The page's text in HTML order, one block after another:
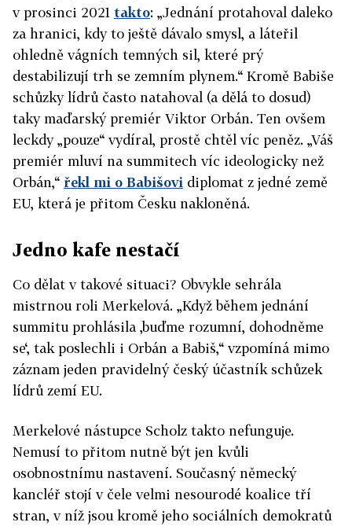
v prosinci 2021 takto: „Jednání protahoval daleko
za hranici, kdy to ještě dávalo smysl, a láteřil
ohledně vágních temných sil, které prý
destabilizují trh se zemním plynem.“ Kromě Babiše
schůzky lídrů často natahoval (a dělá to dosud)
taky maďarský premiér Viktor Orbán. Ten ovšem
leckdy „pouze“ vydíral, prostě chtěl víc peněz. „Váš
premiér mluví na summitech víc ideologicky než
Orbán,“ řekl mi o Babišovi diplomat z jedné země
EU, která je přitom Česku nakloněná.
Jedno kafe nestačí
Co dělat v takové situaci? Obvykle sehrála
mistrnou roli Merkelová. „Když během jednání
summitu prohlásila ‚buďme rozumní, dohodněme
se‘, tak poslechli i Orbán a Babiš,“ vzpomíná mimo
záznam jeden pravidelný český účastník schůzek
lídrů zemí EU.
Merkelové nástupce Scholz takto nefunguje.
Nemusí to přitom nutně být jen kvůli
osobnostnímu nastavení. Současný německý
kancléř stojí v čele velmi nesourodé koalice tří
stran, v níž jsou kromě jeho sociálních demokratů